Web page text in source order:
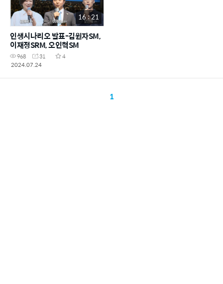
16 : 21
인생시나리오 발표-김원자SM,
이재정SRM, 오인혁SM
968 31
4
2024.07.24
1